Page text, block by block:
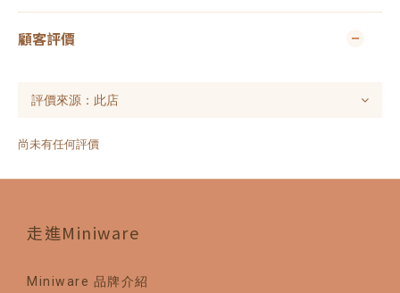
顧客評價
尚未有任何評價
走進Miniware
Miniware 品牌介紹